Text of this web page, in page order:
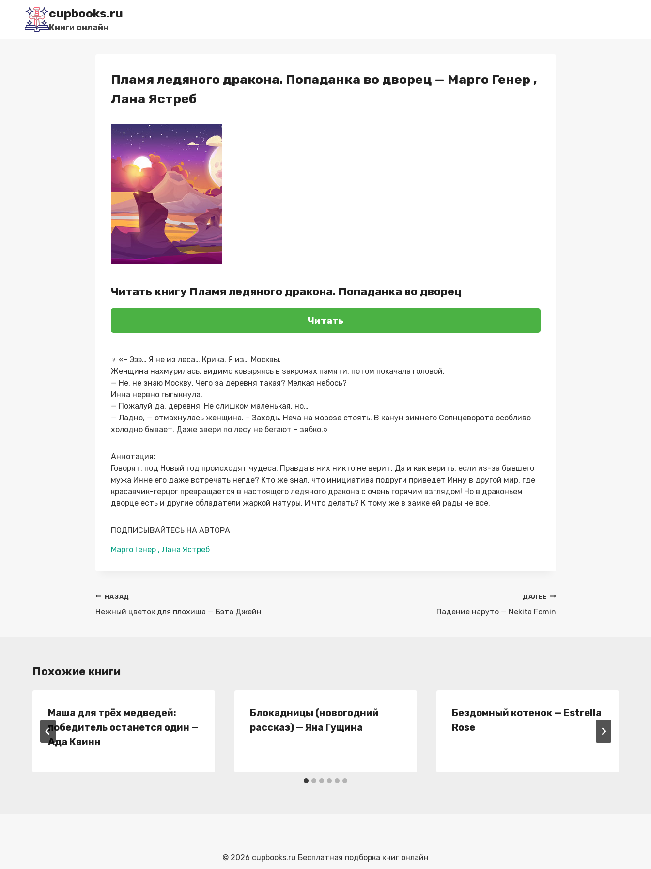
Перейти
содержимому
cupbooks.ru
Книги онлайн
Пламя ледяного дракона. Попаданка во дворец — Марго Генер ,
Лана Ястреб
Читать книгу Пламя ледяного дракона. Попаданка во дворец
Читать
♀ «- Эээ… Я не из леса… Крика. Я из… Москвы.
Женщина нахмурилась, видимо ковыряясь в закромах памяти, потом покачала головой.
— Не, не знаю Москву. Чего за деревня такая? Мелкая небось?
Инна нервно гыгыкнула.
— Пожалуй да, деревня. Не слишком маленькая, но…
— Ладно, — отмахнулась женщина. – Заходь. Неча на морозе стоять. В канун зимнего Солнцеворота особливо
холодно бывает. Даже звери по лесу не бегают – зябко.»
Аннотация:
Говорят, под Новый год происходят чудеса. Правда в них никто не верит. Да и как верить, если из-за бывшего
мужа Инне его даже встречать негде? Кто же знал, что инициатива подруги приведет Инну в другой мир, где
красавчик-герцог превращается в настоящего ледяного дракона с очень горячим взглядом! Но в драконьем
дворце есть и другие обладатели жаркой натуры. И что делать? К тому же в замке ей рады не все.
ПОДПИСЫВАЙТЕСЬ НА АВТОРА
Метки
Марго Генер , Лана Ястреб
Навигация
по
НАЗАД
Нежный цветок для плохиша — Бэта Джейн
ДАЛЕЕ
Падение наруто — Nekita Fomin
Похожие книги
Маша для трёх медведей:
победитель останется один —
Ада Квинн
Блокадницы (новогодний
рассказ) — Яна Гущина
Бездомный котенок — Estrella
Rose
© 2026 cupbooks.ru Бесплатная подборка книг онлайн